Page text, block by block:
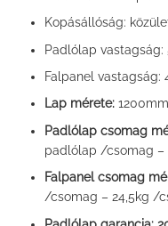
Kopásállóság:
Padlólap
Falpanel
Lap mérete:
Padlólap csomag
padlólap /csomag –
Falpanel csomag
/csomag – 24,5kg /